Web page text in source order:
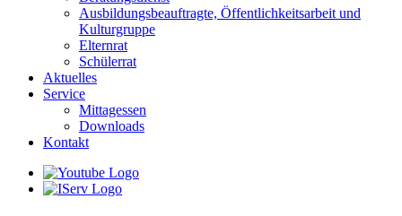
Ausbildungsbeauftragte, Öffentlichkeitsarbeit und
Kulturgruppe
Elternrat
Schülerrat
Aktuelles
Service
Mittagessen
Downloads
Kontakt